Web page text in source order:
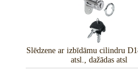
Slēdzene ar izbīdāmu cilindru
atsl., dažādas atsl